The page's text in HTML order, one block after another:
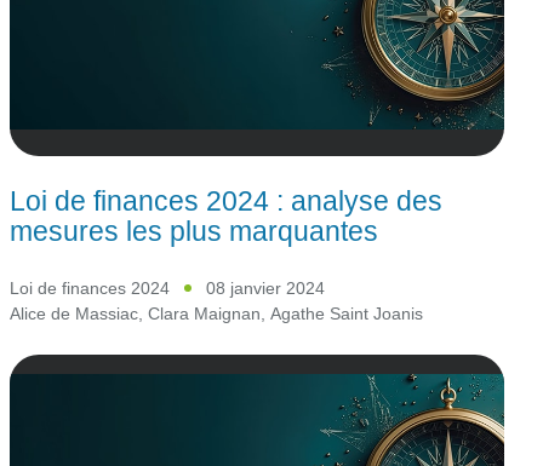
Loi de finances 2024 : analyse des
mesures les plus marquantes
Loi de finances 2024
08 janvier 2024
Alice de Massiac Clara Maignan Agathe Saint Joanis